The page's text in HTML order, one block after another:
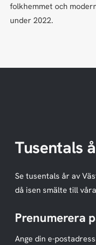
folkhemmet och
under 2022.
Tusentals
Se tusentals år av
då isen smälte till
Prenumerera
Ange din e-